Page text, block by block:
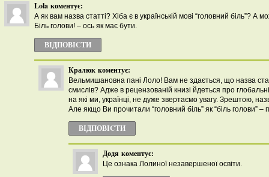
Lola коментує:
А як вам назва статті? Хіба є в українській мові “головний біль”? А
Біль голови! – ось як має бути.
ВІДПОВІCТИ
Кралюк коментує:
Вельмишановна пані Лоло! Вам не здається, що назва
смислів? Адже в рецензованій книзі йдеться про
на які ми, українці, не дуже звертаємо увагу. Зрештою,
Але якщо Ви прочитали “головний біль” як “біль голови”
ВІДПОВІCТИ
Додя коментує:
Це ознака Лолиної незавершеної освіти.